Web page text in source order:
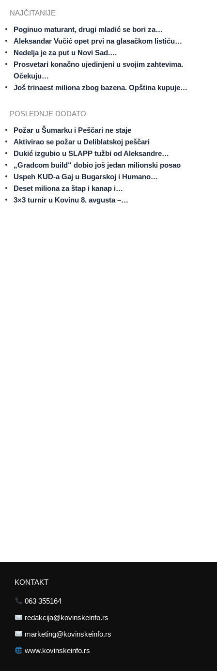
NAJČITANIJE
Poginuo maturant, drugi mladić se bori za…
Aleksandar Vučić opet prvi na glasačkom listiću…
Nedelja je za put u Novi Sad.…
Prosvetari konačno ujedinjeni u svojim zahtevima.
Očekuju…
Još trinaest miliona zbog bazena. Opština kupuje…
POSLEDNJE DODATO
Požar u Šumarku i Peščari ne staje
Aktivirao se požar u Deliblatskoj peščari
Dukić izgubio u SLAPP tužbi od Aleksandre…
„Gradcom build“ dobio još jedan milionski posao
Uspeh KUD-a Gaj u Bugarskoj i Humano…
Deset miliona za štap i kanap i…
3×3 turnir u Kovinu 8. avgusta –…
KONTAKT
063 355164
redakcija@kovinskeinfo.rs
marketing@kovinskeinfo.rs
www.kovinskeinfo.rs